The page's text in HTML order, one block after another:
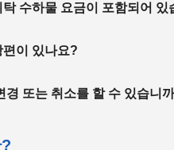
수하물 요금이 포함되어 있
이 있나요?
경 또는 취소를 할 수 있습니